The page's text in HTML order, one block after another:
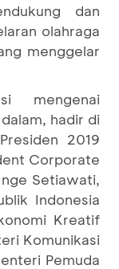
dan
olahraga
menggelar
mengenai
hadir di
2019
Corporate
Setiawati,
Indonesia
Kreatif
Komunikasi
Pemuda